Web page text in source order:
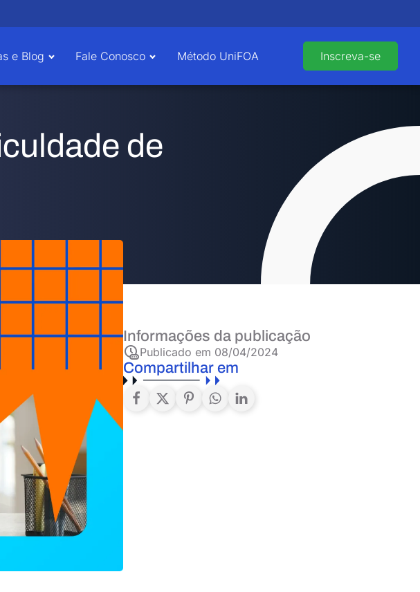
e Blog Fale Conosco Método UniFOA Inscreva-se
de
Informações da publicação
Publicado em 08/04/2024
Compartilhar em